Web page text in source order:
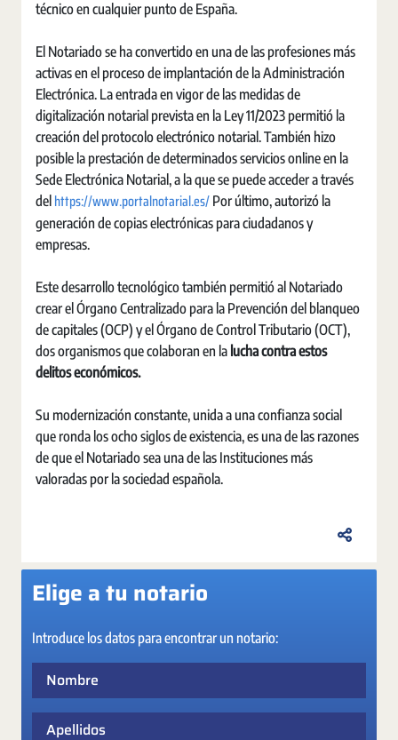
técnico en cualquier punto de España.
El Notariado se ha convertido en una de las profesiones más
activas en el proceso de implantación de la Administración
Electrónica. La entrada en vigor de las medidas de
digitalización notarial prevista en la Ley 11/2023 permitió la
creación del protocolo electrónico notarial. También hizo
posible la prestación de determinados servicios online en la
Sede Electrónica Notarial, a la que se puede acceder a través
del https://www.portalnotarial.es/ Por último, autorizó la
generación de copias electrónicas para ciudadanos y
empresas.
Este desarrollo tecnológico también permitió al Notariado
crear el Órgano Centralizado para la Prevención del blanqueo
de capitales (OCP) y el Órgano de Control Tributario (OCT),
dos organismos que colaboran en la lucha contra estos
delitos económicos.
Su modernización constante, unida a una confianza social
que ronda los ocho siglos de existencia, es una de las razones
de que el Notariado sea una de las Instituciones más
valoradas por la sociedad española.
Elige a tu notario
Introduce los datos para encontrar un notario:
Apellidos